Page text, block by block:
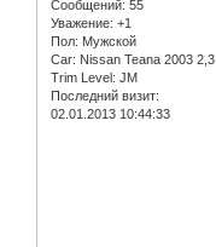
Сообщений: 55
Уважение: +1
Пол: Мужской
Car: Nissan Teana 2003 2,3
Trim Level: JM
Последний визит:
02.01.2013 10:44:33